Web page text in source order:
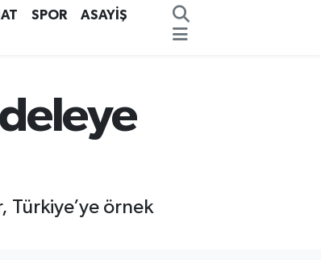
SPOR
ASAYİŞ
Türkiye’ye örnek